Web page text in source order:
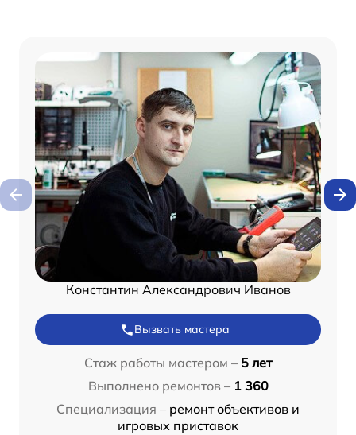
Константин Александрович Иванов
Вызвать мастера
Стаж работы мастером – 5 лет
Выполнено ремонтов – 1 360
Специализация – ремонт объективов и
игровых приставок